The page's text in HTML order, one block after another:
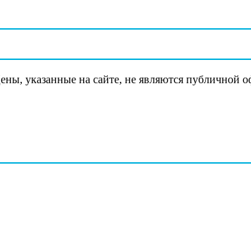
указанные на сайте, не являются публичной